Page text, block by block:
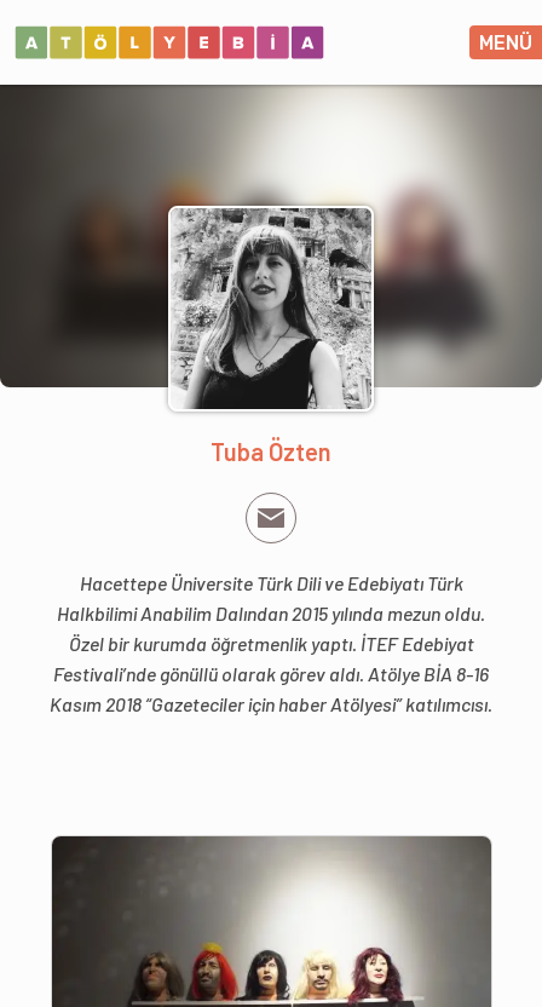
MENÜ
Tuba Özten
Hacettepe Üniversite Türk Dili ve Edebiyatı Türk
Halkbilimi Anabilim Dalından 2015 yılında mezun oldu.
Özel bir kurumda öğretmenlik yaptı. İTEF Edebiyat
Festivali’nde gönüllü olarak görev aldı. Atölye BİA 8-16
Kasım 2018 “Gazeteciler için haber Atölyesi” katılımcısı.